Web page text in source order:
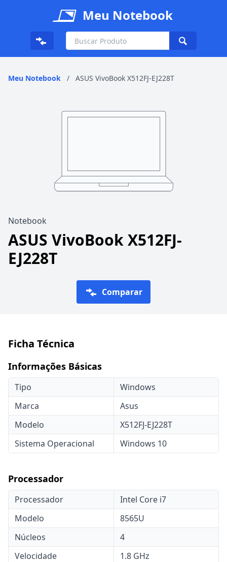
Meu Notebook
Meu Notebook / ASUS VivoBook X512FJ-EJ228T
Notebook
ASUS VivoBook X512FJ-
EJ228T
Comparar
Ficha Técnica
Informações Básicas
Tipo
Windows
Marca
Asus
Modelo
X512FJ-EJ228T
Sistema Operacional
Windows 10
Processador
Processador
Intel Core i7
Modelo
8565U
Núcleos
4
Velocidade
1.8 GHz